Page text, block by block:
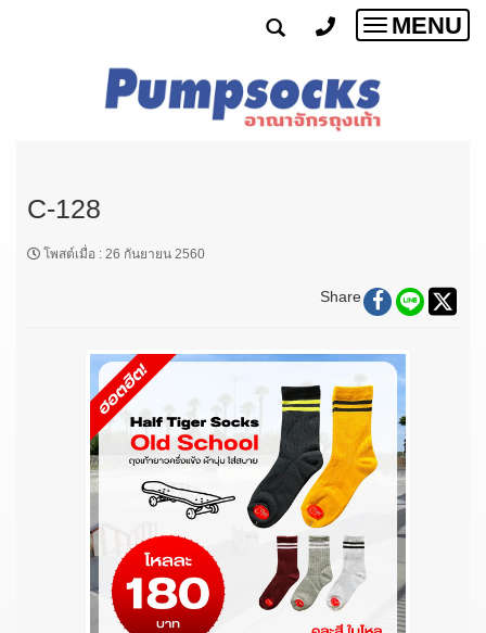
Toggle
MENU
C-128
โพสต์เมื่อ : 26 กันยายน 2560
Share